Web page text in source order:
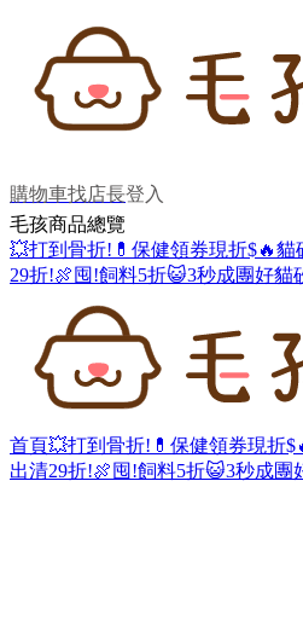
購物車找店長登入
毛孩商品總覽
💥打到骨折! 💊保健領券現折$🔥貓
29折!🍖囤!飼料5折😺3秒成團好貓
首頁💥打到骨折! 💊保健領券現折$
出清29折!🍖囤!飼料5折😺3秒成團